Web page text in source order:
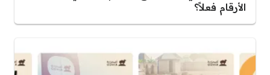
الأرقام فعلاً؟